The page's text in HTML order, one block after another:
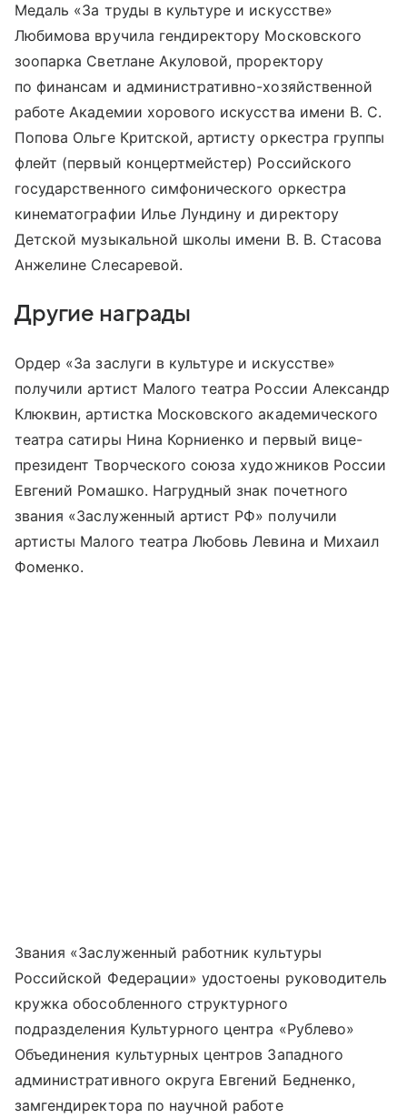
Медаль «За труды в культуре и искусстве»
Любимова вручила гендиректору Московского
зоопарка Светлане Акуловой, проректору
по финансам и административно-хозяйственной
работе Академии хорового искусства имени В. С.
Попова Ольге Критской, артисту оркестра группы
флейт (первый концертмейстер) Российского
государственного симфонического оркестра
кинематографии Илье Лундину и директору
Детской музыкальной школы имени В. В. Стасова
Анжелине Слесаревой.
Другие награды
Ордер «За заслуги в культуре и искусстве»
получили артист Малого театра России Александр
Клюквин, артистка Московского академического
театра сатиры Нина Корниенко и первый вице-
президент Творческого союза художников России
Евгений Ромашко. Нагрудный знак почетного
звания «Заслуженный артист РФ» получили
артисты Малого театра Любовь Левина и Михаил
Фоменко.
Звания «Заслуженный работник культуры
Российской Федерации» удостоены руководитель
кружка обособленного структурного
подразделения Культурного центра «Рублево»
Объединения культурных центров Западного
административного округа Евгений Бедненко,
замгендиректора по научной работе